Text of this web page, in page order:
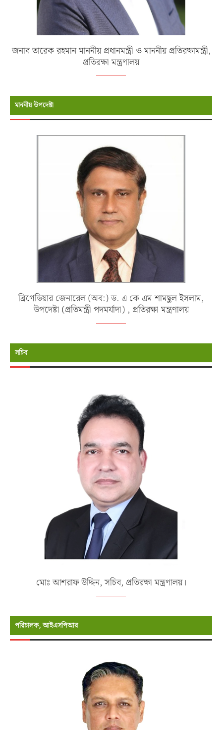
জনাব তারেক রহমান মাননীয় প্রধানমন্ত্রী ও মাননীয় প্রতিরক্ষামন্ত্রী,
প্রতিরক্ষা মন্ত্রণালয়
মাননীয় উপদেষ্টা
ব্রিগেডিয়ার জেনারেল (অব:) ড. এ কে এম শামছুল ইসলাম,
উপদেষ্টা (প্রতিমন্ত্রী পদমর্যাদা) , প্রতিরক্ষা মন্ত্রণালয়
সচিব
মোঃ আশরাফ উদ্দিন, সচিব, প্রতিরক্ষা মন্ত্রণালয়।
পরিচালক, আইএসপিআর